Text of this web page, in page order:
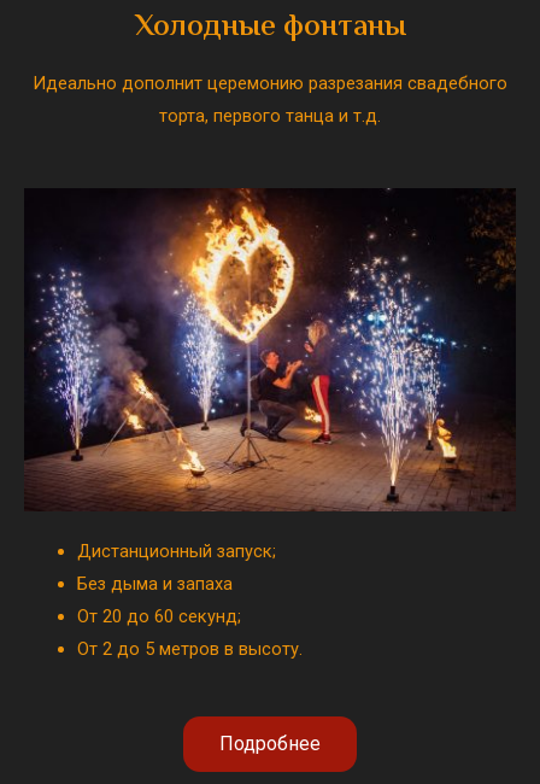
Холодные фонтаны
Идеально дополнит церемонию разрезания свадебного
торта, первого танца и т.д.
Дистанционный запуск;
Без дыма и запаха
От 20 до 60 секунд;
От 2 до 5 метров в высоту.
Подробнее